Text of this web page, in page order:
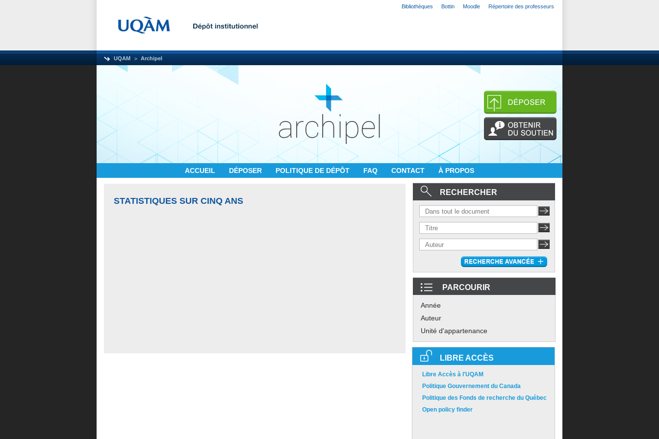
Bibliothèques Bottin Moodle Répertoire des professeurs
UQAM Archipel
ACCUEIL DÉPOSER POLITIQUE DE DÉPÔT FAQ CONTACT À PROPOS
STATISTIQUES SUR CINQ ANS
RECHERCHER
PARCOURIR
Année
Auteur
Unité d'appartenance
LIBRE ACCÈS
Libre Accès à l'UQAM
Politique Gouvernement du Canada
Politique des Fonds de recherche du Québec
Open policy finder